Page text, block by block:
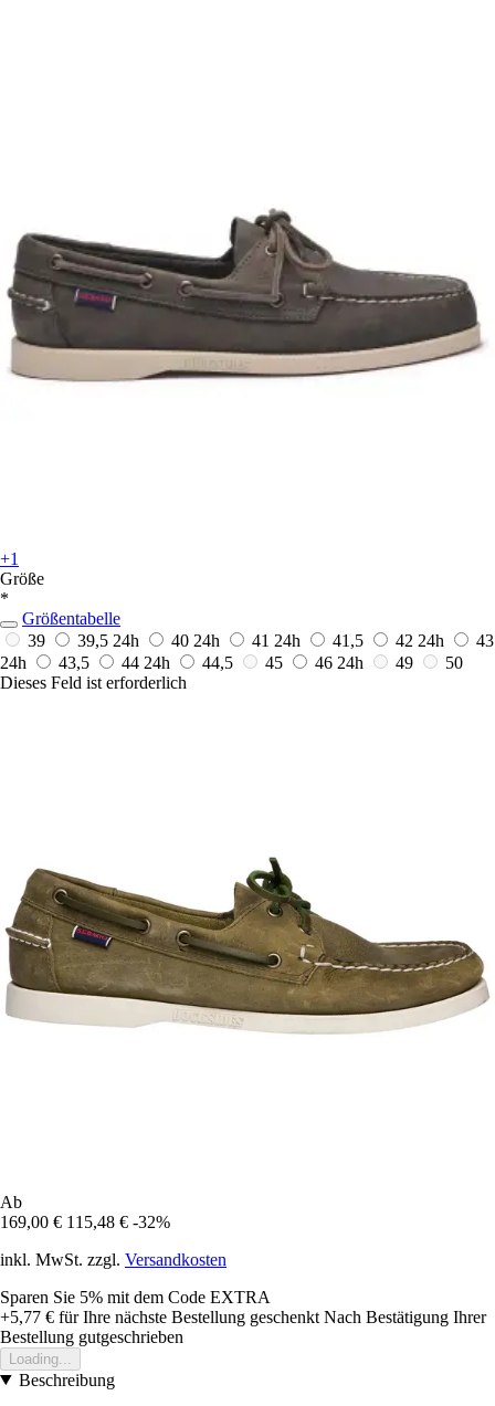
+1
Größe
*
Größentabelle
39
39,5 24h 40 24h 41 24h 41,5 42 24h
43
24h
43,5 44 24h 44,5 45 46 24h 49
50
Dieses Feld ist erforderlich
Ab
169,00 € 115,48 € -32%
inkl. MwSt. zzgl. Versandkosten
Sparen Sie 5% mit dem Code EXTRA
+5,77 € für Ihre nächste Bestellung geschenkt Nach Bestätigung Ihrer
Bestellung gutgeschrieben
Loading...
Beschreibung